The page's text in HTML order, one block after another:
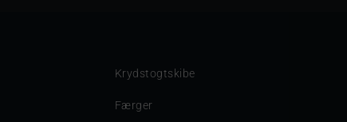
Krydstogtskibe
Færger